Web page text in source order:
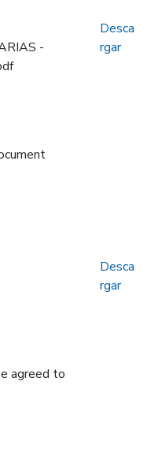
-
Desca
rgar
agreed to
Desca
rgar